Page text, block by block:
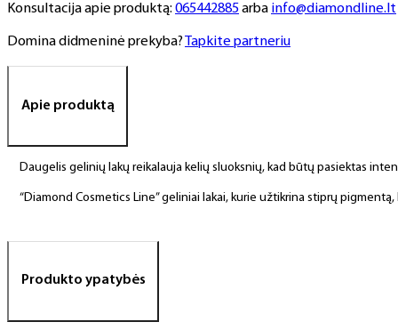
Konsultacija apie produktą: 065442885arba info@diamondline.lt
Domina didmeninė prekyba? Tapkite partneriu
Apie produktą
Daugelis gelinių lakų reikalauja kelių sluoksnių, kad būtų pasiektas
“Diamond Cosmetics Line” geliniai lakai, kurie užtikrina stiprų
Produkto ypatybės